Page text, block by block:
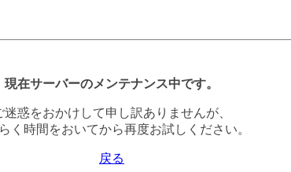
現在サーバーのメンテナンス中です。
迷惑をおかけして申し訳ありませんが、
く時間をおいてから再度お試しください。
戻る